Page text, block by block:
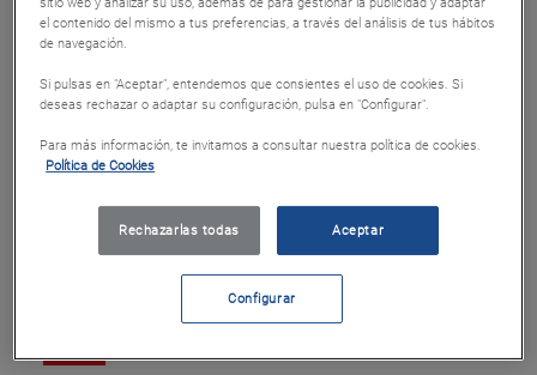
Canje Online Colaboradores
Cod. 72601
Puntos 2000
el contenido del mismo a tus preferencias, a través del análisis de tus hábitos
de navegación.
Si pulsas en "Aceptar", entendemos que consientes el uso de cookies. Si
deseas rechazar o adaptar su configuración, pulsa en "Configurar".
Para más información, te invitamos a consultar nuestra política de cookies.
Política de Cookies
Rechazarlas todas Aceptar
Configurar